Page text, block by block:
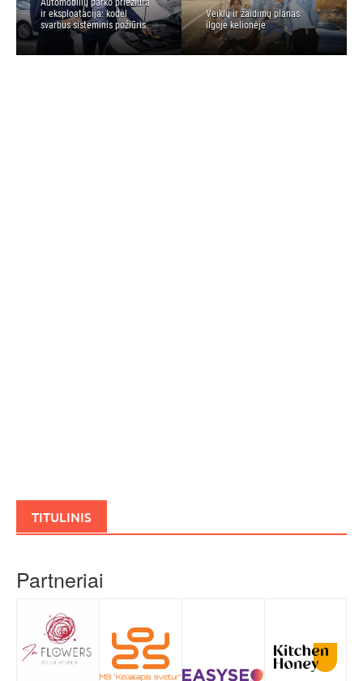
Automobilių parko priežiūra
ir eksploatacija: kodėl
svarbus sisteminis požiūris
Veiklų ir žaidimų planas
ilgoje kelionėje
TITULINIS
Partneriai